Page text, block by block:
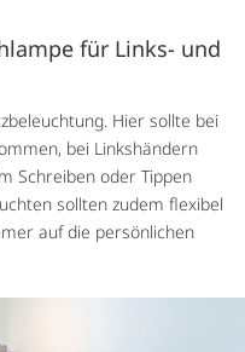
für Links- und
Hier sollte bei
bei Linkshändern
Schreiben oder Tippen
sollten zudem flexibel
auf die persönlichen